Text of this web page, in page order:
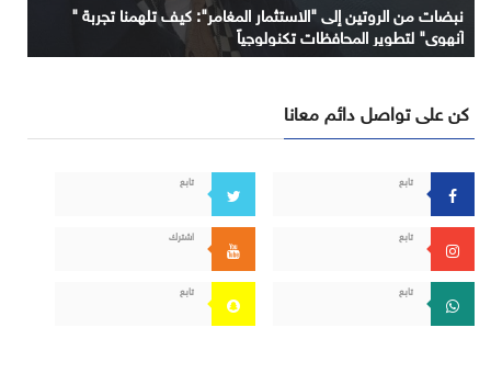
نبضات من الروتين إلى "الاستثمار المغامر": كيف تلهمنا تجربة "
آنهوي" لتطوير المحافظات تكنولوجياً
كن على تواصل دائم معانا
تابع تابع
تابع اشترك
تابع تابع